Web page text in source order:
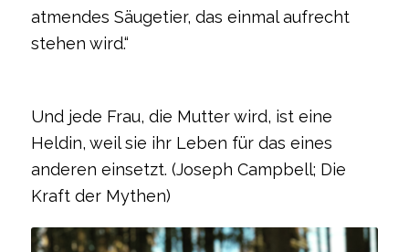
atmendes Säugetier, das einmal aufrecht
stehen wird.“
Und jede Frau, die Mutter wird, ist eine
Heldin, weil sie ihr Leben für das eines
anderen einsetzt. (Joseph Campbell; Die
Kraft der Mythen)